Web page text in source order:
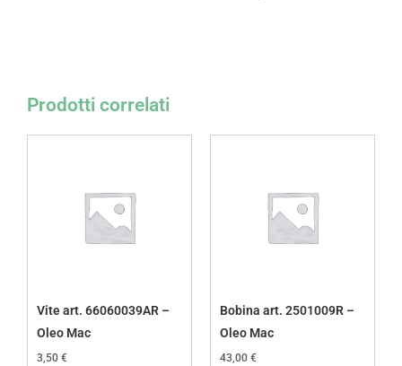
Prodotti correlati
Vite art. 66060039AR –
Oleo Mac
3,50 €
Bobina art. 2501009R –
Oleo Mac
43,00 €